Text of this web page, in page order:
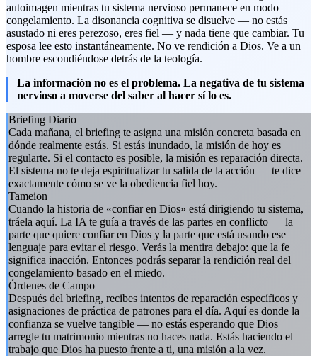
autoimagen mientras tu sistema nervioso permanece en modo
congelamiento. La disonancia cognitiva se disuelve — no estás
asustado ni eres perezoso, eres fiel — y nada tiene que cambiar. Tu
esposa lee esto instantáneamente. No ve rendición a Dios. Ve a un
hombre escondiéndose detrás de la teología.
La información no es el problema. La negativa de tu sistema
nervioso a moverse del saber al hacer sí lo es.
Briefing Diario
Cada mañana, el briefing te asigna una misión concreta basada en
dónde realmente estás. Si estás inundado, la misión de hoy es
regularte. Si el contacto es posible, la misión es reparación directa.
El sistema no te deja espiritualizar tu salida de la acción — te dice
exactamente cómo se ve la obediencia fiel hoy.
Tameion
Cuando la historia de «confiar en Dios» está dirigiendo tu sistema,
tráela aquí. La IA te guía a través de las partes en conflicto — la
parte que quiere confiar en Dios y la parte que está usando ese
lenguaje para evitar el riesgo. Verás la mentira debajo: que la fe
significa inacción. Entonces podrás separar la rendición real del
congelamiento basado en el miedo.
Órdenes de Campo
Después del briefing, recibes intentos de reparación específicos y
asignaciones de práctica de patrones para el día. Aquí es donde la
confianza se vuelve tangible — no estás esperando que Dios
arregle tu matrimonio mientras no haces nada. Estás haciendo el
trabajo que Dios ha puesto frente a ti, una misión a la vez.